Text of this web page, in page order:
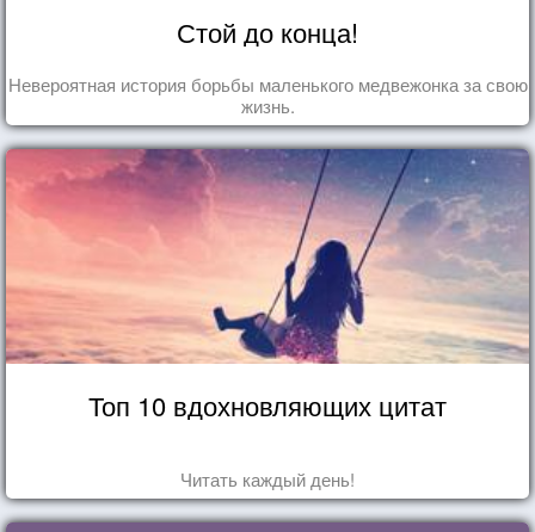
Стой до конца!
Невероятная история борьбы маленького медвежонка за свою
жизнь.
Топ 10 вдохновляющих цитат
Читать каждый день!